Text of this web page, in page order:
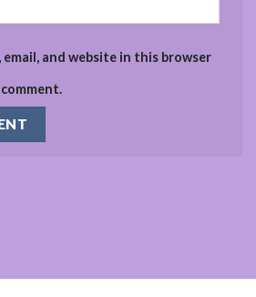
email, and website in this browser